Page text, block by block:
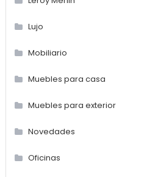
Lujo
Mobiliario
Muebles para casa
Muebles para exterior
Novedades
Oficinas